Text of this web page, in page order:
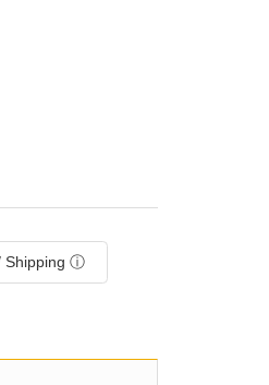
Shipping ⓘ